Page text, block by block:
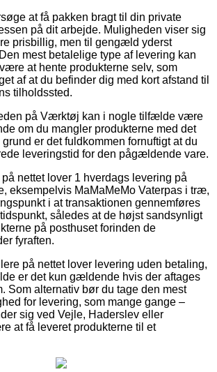
at få pakken bragt til din private
på dit arbejde. Muligheden viser sig
prisbillig, men til gengæld yderst
mest betalelige type af levering kan
at hente produkterne selv, som
af at du befinder dig med kort afstand til
tilholdssted.
på Værktøj kan i nogle tilfælde være
om du mangler produkterne med det
er det fuldkommen fornuftigt at du
leveringstid for den pågældende vare.
nettet lover 1 hverdags levering på
eksempelvis MaMaMeMo Vaterpas i træ,
i at transaktionen gennemføres
således at de højst sandsynligt
på posthuset forinden de
fyraften.
på nettet lover levering uden betaling,
er det kun gældende hvis der aftages
Som alternativ bør du tage den mest
for levering, som mange gange –
sig ved Vejle, Haderslev eller
at få leveret produkterne til et